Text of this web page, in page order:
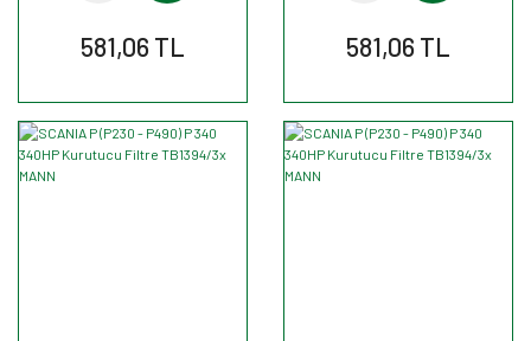
581,06 TL 581,06 TL